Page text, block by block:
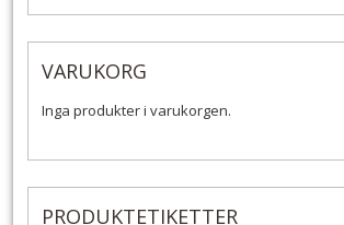
VARUKORG
Inga produkter i varukorgen.
PRODUKTETIKETTER